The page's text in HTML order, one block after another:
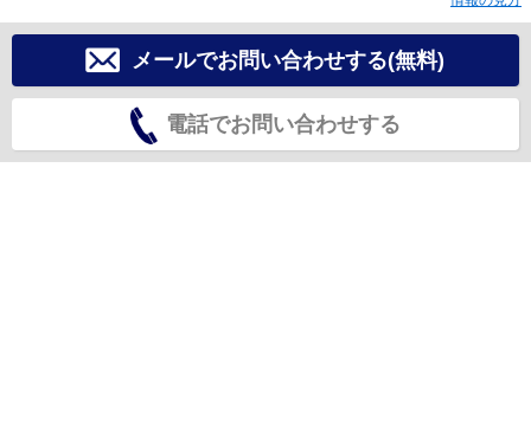
メールでお問い合わせする(無料)
電話でお問い合わせする